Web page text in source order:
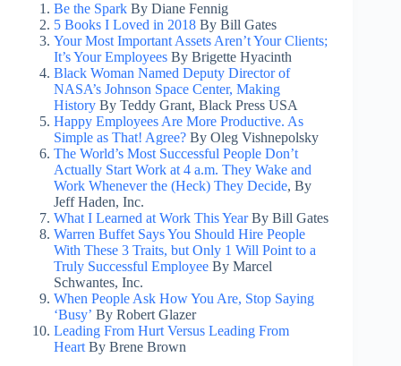
Be the Spark By Diane Fennig
5 Books I Loved in 2018 By Bill Gates
Your Most Important Assets Aren’t Your Clients;
It’s Your Employees By Brigette Hyacinth
Black Woman Named Deputy Director of
NASA’s Johnson Space Center, Making
History By Teddy Grant, Black Press USA
Happy Employees Are More Productive. As
Simple as That! Agree? By Oleg Vishnepolsky
The World’s Most Successful People Don’t
Actually Start Work at 4 a.m. They Wake and
Work Whenever the (Heck) They Decide, By
Jeff Haden, Inc.
What I Learned at Work This YearBy Bill Gates
Warren Buffet Says You Should Hire People
With These 3 Traits, but Only 1 Will Point to a
Truly Successful Employee By Marcel
Schwantes, Inc.
When People Ask How You Are, Stop Saying
‘Busy’ By Robert Glazer
Leading From Hurt Versus Leading From
Heart By Brene Brown